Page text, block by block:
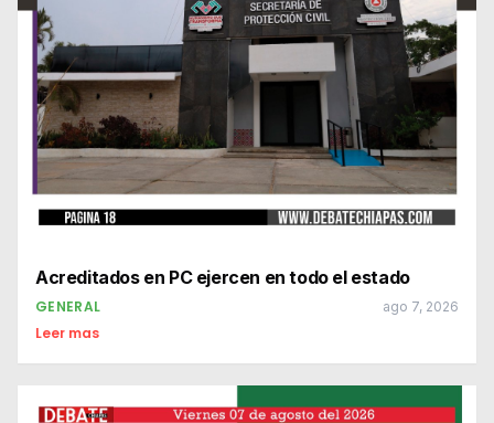
Acreditados en PC ejercen en todo el estado
GENERAL ago 7, 2026
Leer mas